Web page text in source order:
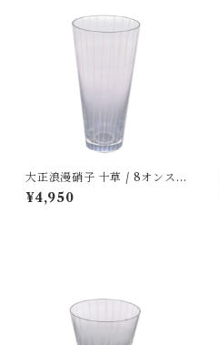
大正浪漫硝子 十草 / 8オンス
タンブラー ｜ 廣田硝子
¥4,950